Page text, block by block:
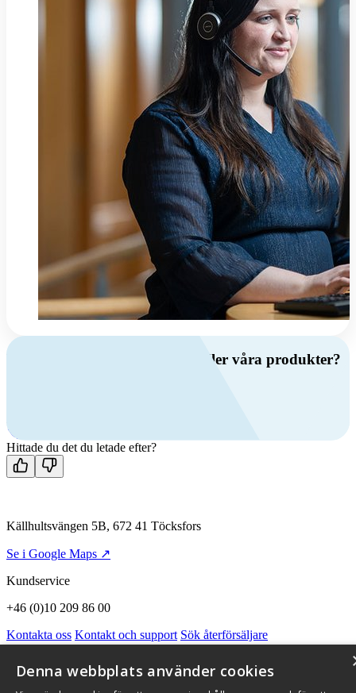
Har du frågor om ventilation eller våra produkter?
Kontakta oss
Hittade du det du letade efter?
Källhultsvängen 5B, 672 41 Töcksfors
Se i Google Maps ↗
Kundservice
+46 (0)10 209 86 00
Kontakta oss Kontakt och support Sök återförsäljare
Integritetspolicy och cookies
Om Flexit
Aktuellt Miljö och kvalitetssäkring Alarmkoder
Qnister Visselblåsningsfunktion
Denna webbplats använder cookies